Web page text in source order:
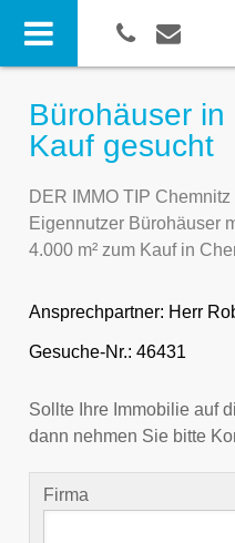
Bürohäuser
Kauf gesucht
DER IMMO TIP
Eigennutzer Bürohäuser
4.000 m² zum Kauf in
Ansprechpartner: Herr
Gesuche-Nr.: 46431
Sollte Ihre Immobilie auf
dann nehmen Sie bitte
Firma